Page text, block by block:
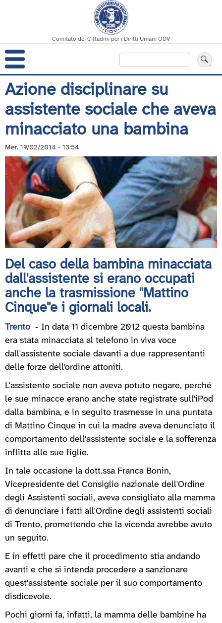
Salta
al
contenuto
principale
Comitato dei Cittadini per i Diritti Umani ODV
Navigazione
principale
Azione disciplinare su
assistente sociale che aveva
minacciato una bambina
Mer. 19/02/2014 - 13:54
Del caso della bambina minacciata
dall'assistente si erano occupati
anche la trasmissione "Mattino
Cinque"e i giornali locali.
Trento - In data 11 dicembre 2012 questa bambina
era stata minacciata al telefono in viva voce
dall'assistente sociale davanti a due rappresentanti
delle forze dell'ordine attoniti.
L'assistente sociale non aveva potuto negare, perché
le sue minacce erano anche state registrate sull'iPod
dalla bambina, e in seguito trasmesse in una puntata
di Mattino Cinque in cui la madre aveva denunciato il
comportamento dell'assistente sociale e la sofferenza
inflitta alle sue figlie.
In tale occasione la dott.ssa Franca Bonin,
Vicepresidente del Consiglio nazionale dell'Ordine
degli Assistenti sociali, aveva consigliato alla mamma
di denunciare i fatti all'Ordine degli assistenti sociali
di Trento, promettendo che la vicenda avrebbe avuto
un seguito.
E in effetti pare che il procedimento stia andando
avanti e che si intenda procedere a sanzionare
quest'assistente sociale per il suo comportamento
disdicevole.
Pochi giorni fa, infatti, la mamma delle bambine ha